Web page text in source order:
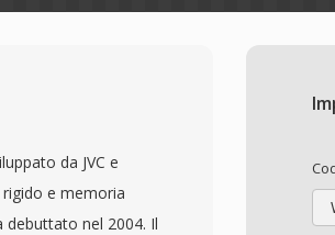
da JVC e
e memoria
debuttato nel 2004. Il